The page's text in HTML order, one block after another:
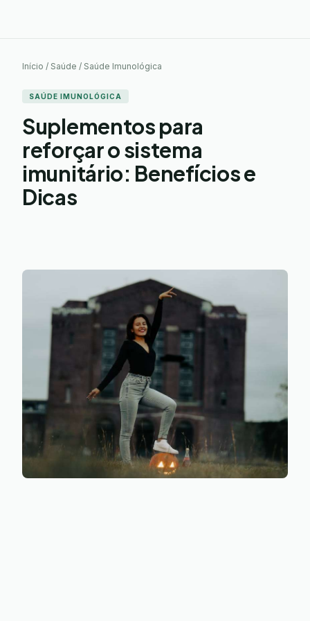
Início / Saúde / Saúde Imunológica
SAÚDE IMUNOLÓGICA
Suplementos para
reforçar o sistema
imunitário: Benefícios e
Dicas